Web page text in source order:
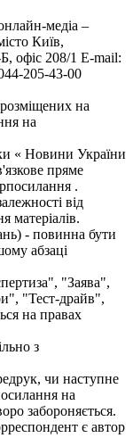
медіа –
Київ,
208/1 E-mail:
205-43-00
на
на
« Новини України
пряме
.
від
матеріалів.
- повинна бути
абзаці
"Заява",
"Тест-драйв",
на правах
з
чи наступне
на
забороняється.
є автор